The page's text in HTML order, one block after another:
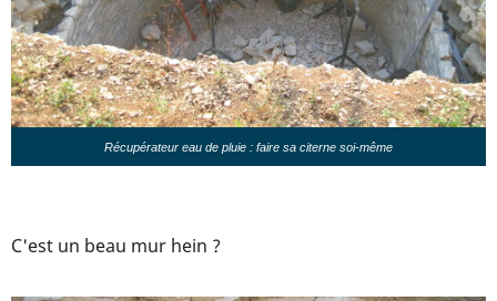
Récupérateur eau de pluie : faire sa citerne soi-même
C'est un beau mur hein ?